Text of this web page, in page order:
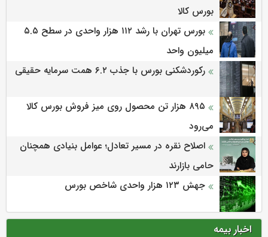
بورس کالا
بورس تهران با رشد ۱۱۲ هزار واحدی در سطح ۵.۵
میلیون واحد
رکوردشکنی بورس با جذب ۶.۲ همت سرمایه حقیقی
۸۹۵ هزار تن محصول روی میز فروش بورس کالا
می‌‌رود
اصلاح نقره در مسیر تعادل؛ عوامل بنیادی همچنان
حامی بازارند
جهش ۱۲۳ هزار واحدی شاخص بورس
اخبار بیمه